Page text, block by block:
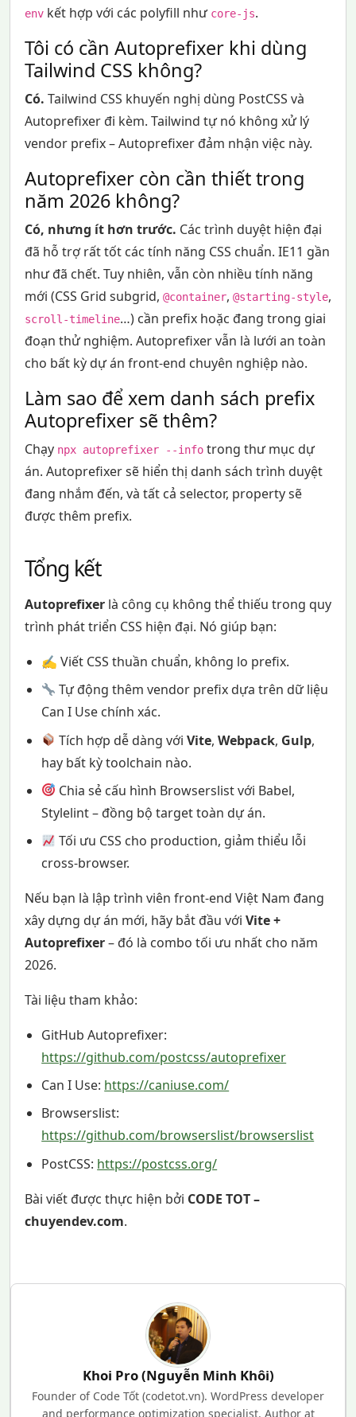
envkết hợp với các polyfill như core-js.
Tôi có cần Autoprefixer khi dùng
Tailwind CSS không?
Có. Tailwind CSS khuyến nghị dùng PostCSS và
Autoprefixer đi kèm. Tailwind tự nó không xử lý
vendor prefix – Autoprefixer đảm nhận việc này.
Autoprefixer còn cần thiết trong
năm 2026 không?
Có, nhưng ít hơn trước. Các trình duyệt hiện đại
đã hỗ trợ rất tốt các tính năng CSS chuẩn. IE11 gần
như đã chết. Tuy nhiên, vẫn còn nhiều tính năng
mới (CSS Grid subgrid, @container, @starting-style,
scroll-timeline…) cần prefix hoặc đang trong giai
đoạn thử nghiệm. Autoprefixer vẫn là lưới an toàn
cho bất kỳ dự án front-end chuyên nghiệp nào.
Làm sao để xem danh sách prefix
Autoprefixer sẽ thêm?
Chạy npx autoprefixer --infotrong thư mục dự
án. Autoprefixer sẽ hiển thị danh sách trình duyệt
đang nhắm đến, và tất cả selector, property sẽ
được thêm prefix.
Tổng kết
Autoprefixerlà công cụ không thể thiếu trong quy
trình phát triển CSS hiện đại. Nó giúp bạn:
✍️ Viết CSS thuần chuẩn, không lo prefix.
Tự động thêm vendor prefix dựa trên dữ liệu
Can I Use chính xác.
Tích hợp dễ dàng vớiVite,Webpack, Gulp,
hay bất kỳ toolchain nào.
Chia sẻ cấu hình Browserslist với Babel,
Stylelint – đồng bộ target toàn dự án.
Tối ưu CSS cho production, giảm thiểu lỗi
cross-browser.
Nếu bạn là lập trình viên front-end Việt Nam đang
xây dựng dự án mới, hãy bắt đầu với Vite +
Autoprefixer– đó là combo tối ưu nhất cho năm
2026.
Tài liệu tham khảo:
GitHub Autoprefixer:
https://github.com/postcss/autoprefixer
Can I Use: https://caniuse.com/
Browserslist:
https://github.com/browserslist/browserslist
PostCSS: https://postcss.org/
Bài viết được thực hiện bởi CODE TOT –
chuyendev.com.
Khoi Pro (Nguyễn Minh Khôi)
Founder of Code Tốt (codetot.vn). WordPress developer
and performance optimization specialist. Author at